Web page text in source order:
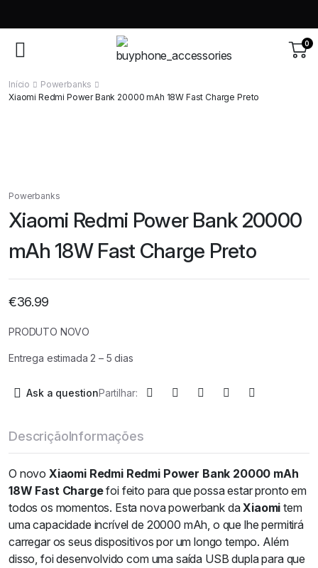
0
Início
Powerbanks
Xiaomi Redmi Power Bank 20000 mAh 18W Fast Charge Preto
Powerbanks
Xiaomi Redmi Power Bank 20000
mAh 18W Fast Charge Preto
€36.99
PRODUTO NOVO
Entrega estimada 2 – 5 dias
Ask a questionPartilhar:
DescriçãoInformações
O novo Xiaomi Redmi Redmi Power Bank 20000 mAh
18W Fast Chargefoi feito para que possa estar pronto em
todos os momentos. Esta nova powerbank daXiaomitem
uma capacidade incrível de 20000 mAh, o que lhe permitirá
carregar os seus dispositivos por um longo tempo. Além
disso, foi desenvolvido com uma saída USB dupla para que